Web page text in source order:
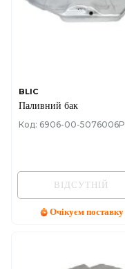
BLIC
Паливний бак
Код: 6906-00-5076006P
ВІДСУТНІЙ
Очікуєм поставку